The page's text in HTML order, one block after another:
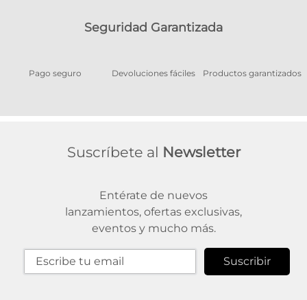
Seguridad Garantizada
Pago seguro Devoluciones fáciles Productos garantizados
Suscríbete al Newsletter
Entérate de nuevos
lanzamientos, ofertas exclusivas,
eventos y mucho más.
Suscribir